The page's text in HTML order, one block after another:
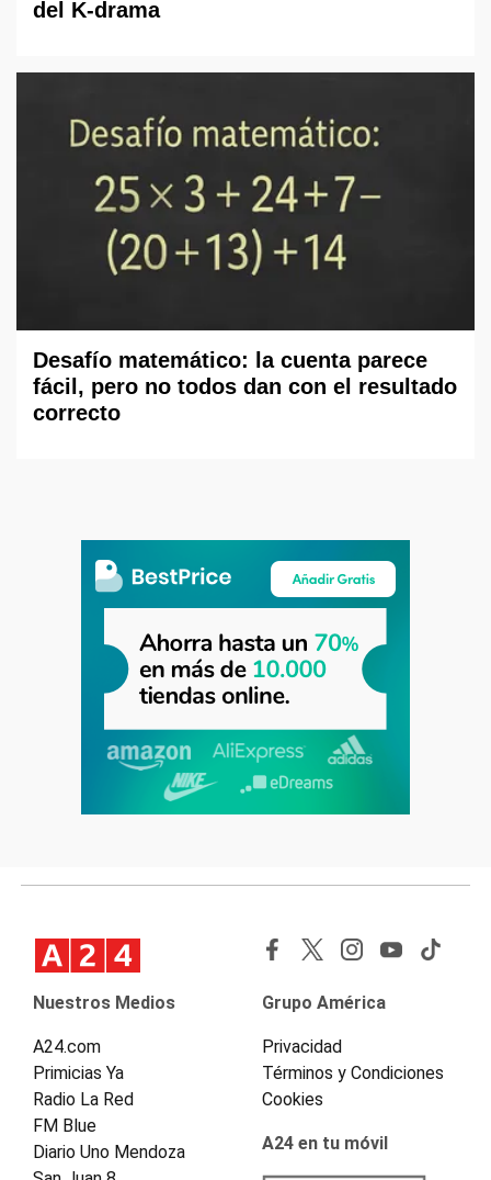
del K-drama
Desafío matemático: la cuenta parece
fácil, pero no todos dan con el resultado
correcto
Nuestros Medios
A24.com
Primicias Ya
Radio La Red
FM Blue
Diario Uno Mendoza
Grupo América
Privacidad
Términos y Condiciones
Cookies
A24 en tu móvil